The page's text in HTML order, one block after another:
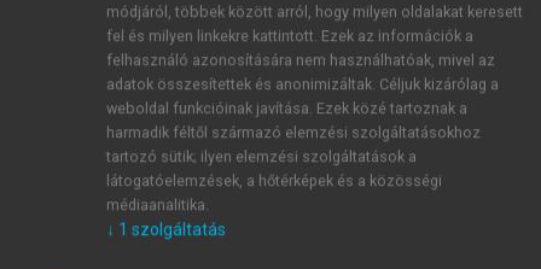
Kovács István tanári munkásságából elsőként
tankönyvírói és tananyagfejlesztő tevékenységét
szükséges említeni. Az 1951-ben publikált első
szocialista tankönyvben – amely aMagyar
Alkotmányjogcímet viseli – Kovács István még nincs
ott a szerzői kollektívában. 1953-ban jelent meg
magyar államjog alapjai
című kötetben azonban már
igen (társszerzőségben Szamel Lajossal és Toldi
módjáról, többek között arról, hogy milyen oldalakat keresett
fel és milyen linkekre kattintott. Ezek az információk a
felhasználó azonosítására nem használhatóak, mivel az
adatok összesítettek és anonimizáltak. Céljuk kizárólag a
weboldal funkcióinak javítása. Ezek közé tartoznak a
harmadik féltől származó elemzési szolgáltatásokhoz
tartozó sütik; ilyen elemzési szolgáltatások a
látogatóelemzések, a hőtérképek és a közösségi
médiaanalitika.
↓ 1 szolgáltatás